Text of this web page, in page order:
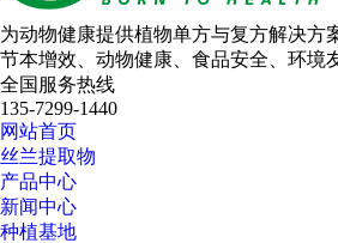
为动物健康提供植物单方与复方解决方
节本增效、动物健康、食品安全、环境
全国服务热线
135-7299-1440
网站首页
丝兰提取物
产品中心
新闻中心
种植基地